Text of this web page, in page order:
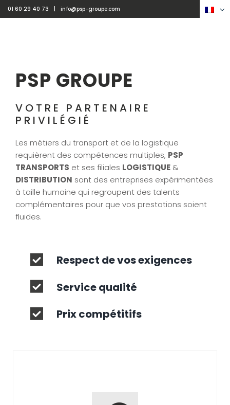
Passer
au
01 60 29 40 73 | info@psp-groupe.com
PSP GROUPE
VOTRE PARTENAIRE
PRIVILÉGIÉ
Les métiers du transport et de la logistique
requièrent des compétences multiples, PSP
TRANSPORTS et ses filiales LOGISTIQUE&
DISTRIBUTION sont des entreprises expérimentées
à taille humaine qui regroupent des talents
complémentaires pour que vos prestations soient
fluides.
Respect de vos exigences
Service qualité
Prix compétitifs